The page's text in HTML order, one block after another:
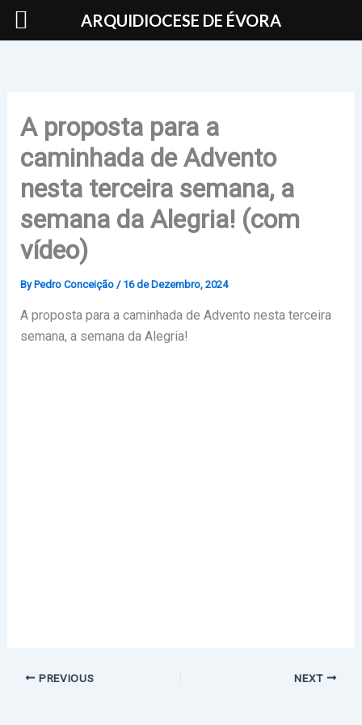
Skip
A proposta para a
caminhada de Advento
nesta terceira semana, a
semana da Alegria! (com
vídeo)
By Pedro Conceição / 16 de Dezembro, 2024
A proposta para a caminhada de Advento nesta terceira
semana, a semana da Alegria!
PREVIOUS NEXT
ARQUIDIOCESE DE ÉVORA